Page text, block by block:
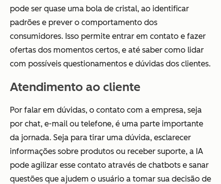
pode ser quase uma bola de cristal, ao identificar
padrões e prever o comportamento dos
consumidores. Isso permite entrar em contato e fazer
ofertas dos momentos certos, e até saber como lidar
com possíveis questionamentos e dúvidas dos clientes.
Atendimento ao cliente
Por falar em dúvidas, o contato com a empresa, seja
por chat, e-mail ou telefone, é uma parte importante
da jornada. Seja para tirar uma dúvida, esclarecer
informações sobre produtos ou receber suporte, a IA
pode agilizar esse contato através de chatbots e sanar
questões que ajudem o usuário a tomar sua decisão de